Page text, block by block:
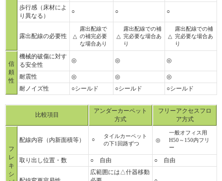
歩行感（床材によ
り異なる）
○ ○ ○
露出配線の必要性 △
露出配線で
の補完必要
な場合あり
△
露出配線での補
完必要な場合あ
り
△
露出配線での補
完必要な場合あ
り
信
頼
性
機械的破傷に対す
る安全性
◎ ◎ ◎
耐震性 ◎ ◎
◎
耐ノイズ性
○シールド ○シールド ○シールド
比較項目
アンダーカーペット
方式
フリーアクセスフロ
ア方式
フ
レ
キ
シ
配線内容（内新面積等） ○
タイルカーペット
の下1回路ずつ
◎
一般オフィス用
H50～150内フリ
ー
取り出し位置・数 ○ 自由 ○ 自由
広範囲には△什器移動